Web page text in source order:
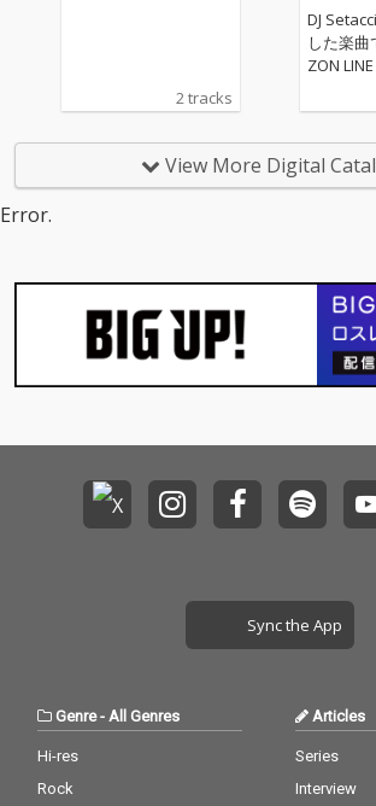
2 tracks
DJ
した楽曲
ZON
として、
そこに
どの生き
View More Digital
Error.
Sync the App
Genre- All Genres
Hi-res
Rock
Articles
Series
Interview